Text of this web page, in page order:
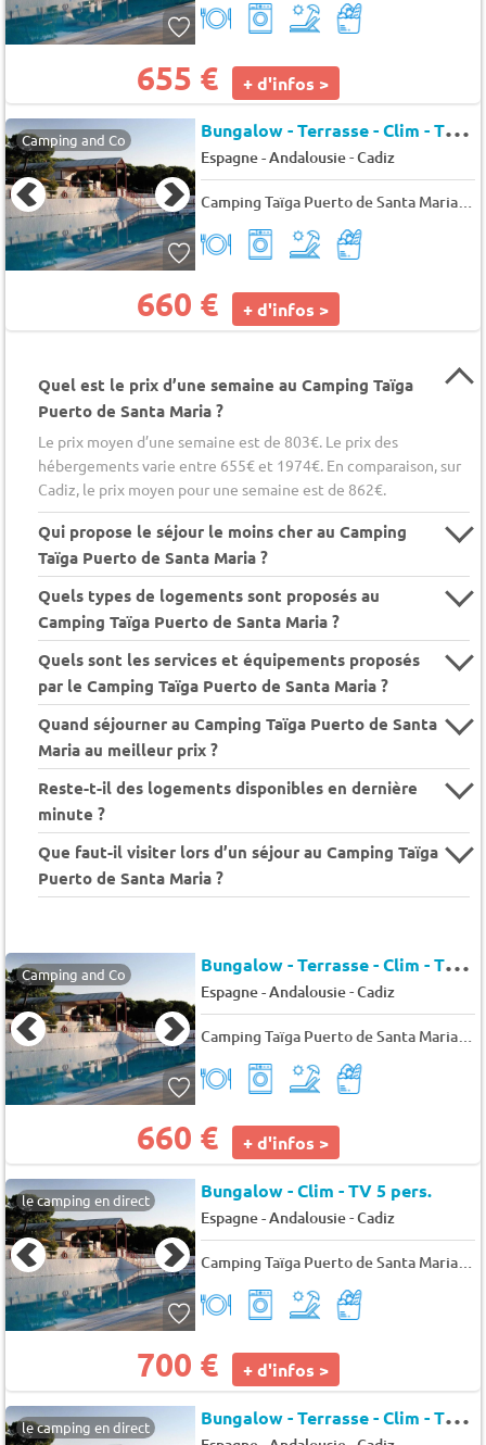
655 € + d'infos >
Camping and Co B
ungalow - Terrasse - Clim - TV 5 pers.
Espagne - Andalousie-Cadiz
Camping Taïga Puerto de Santa Maria
660 € + d'infos >
Quel est le prix d’une semaine au Camping Taïga
Puerto de Santa Maria ?
Le prix moyen d’une semaine est de 803€. Le prix des
hébergements varie entre 655€ et 1974€. En comparaison, sur
Cadiz, le prix moyen pour une semaine est de 862€.
Qui propose le séjour le moins cher au Camping
Taïga Puerto de Santa Maria ?
Quels types de logements sont proposés au
Camping Taïga Puerto de Santa Maria ?
Quels sont les services et équipements proposés
par le Camping Taïga Puerto de Santa Maria ?
Quand séjourner au Camping Taïga Puerto de Santa
Maria au meilleur prix ?
Reste-t-il des logements disponibles en dernière
minute ?
Que faut-il visiter lors d’un séjour au Camping Taïga
Puerto de Santa Maria ?
Camping and Co B
ungalow - Terrasse - Clim - TV 4 pers.
Espagne - Andalousie-Cadiz
660 € + d'infos >
le camping en direct Bungalow - Clim - TV 5 pers.
Espagne - Andalousie-Cadiz
Camping Taïga Puerto de Santa Maria
700 € + d'infos >
le camping en direct B
ungalow - Terrasse - Clim - TV 4 pers.